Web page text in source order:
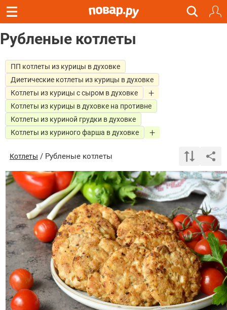
Рубленые котлеты
ПП котлеты из курицы в духовке
Диетические котлеты из курицы в духовке
Котлеты из курицы с сыром в духовке
Котлеты из курицы в духовке на противне
Котлеты из куриной грудки в духовке
Котлеты из куриного фарша в духовке
Котлеты / Рубленые котлеты